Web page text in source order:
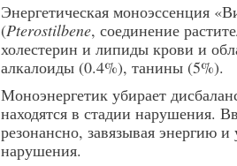
Энергетическая моноэссенция
(Pterostilbene, соединение
холестерин и липиды крови и
алкалоиды (0.4%), танины (5%).
Моноэнергетик убирает
находятся в стадии нарушения.
резонансно, завязывая энергию
нарушения.